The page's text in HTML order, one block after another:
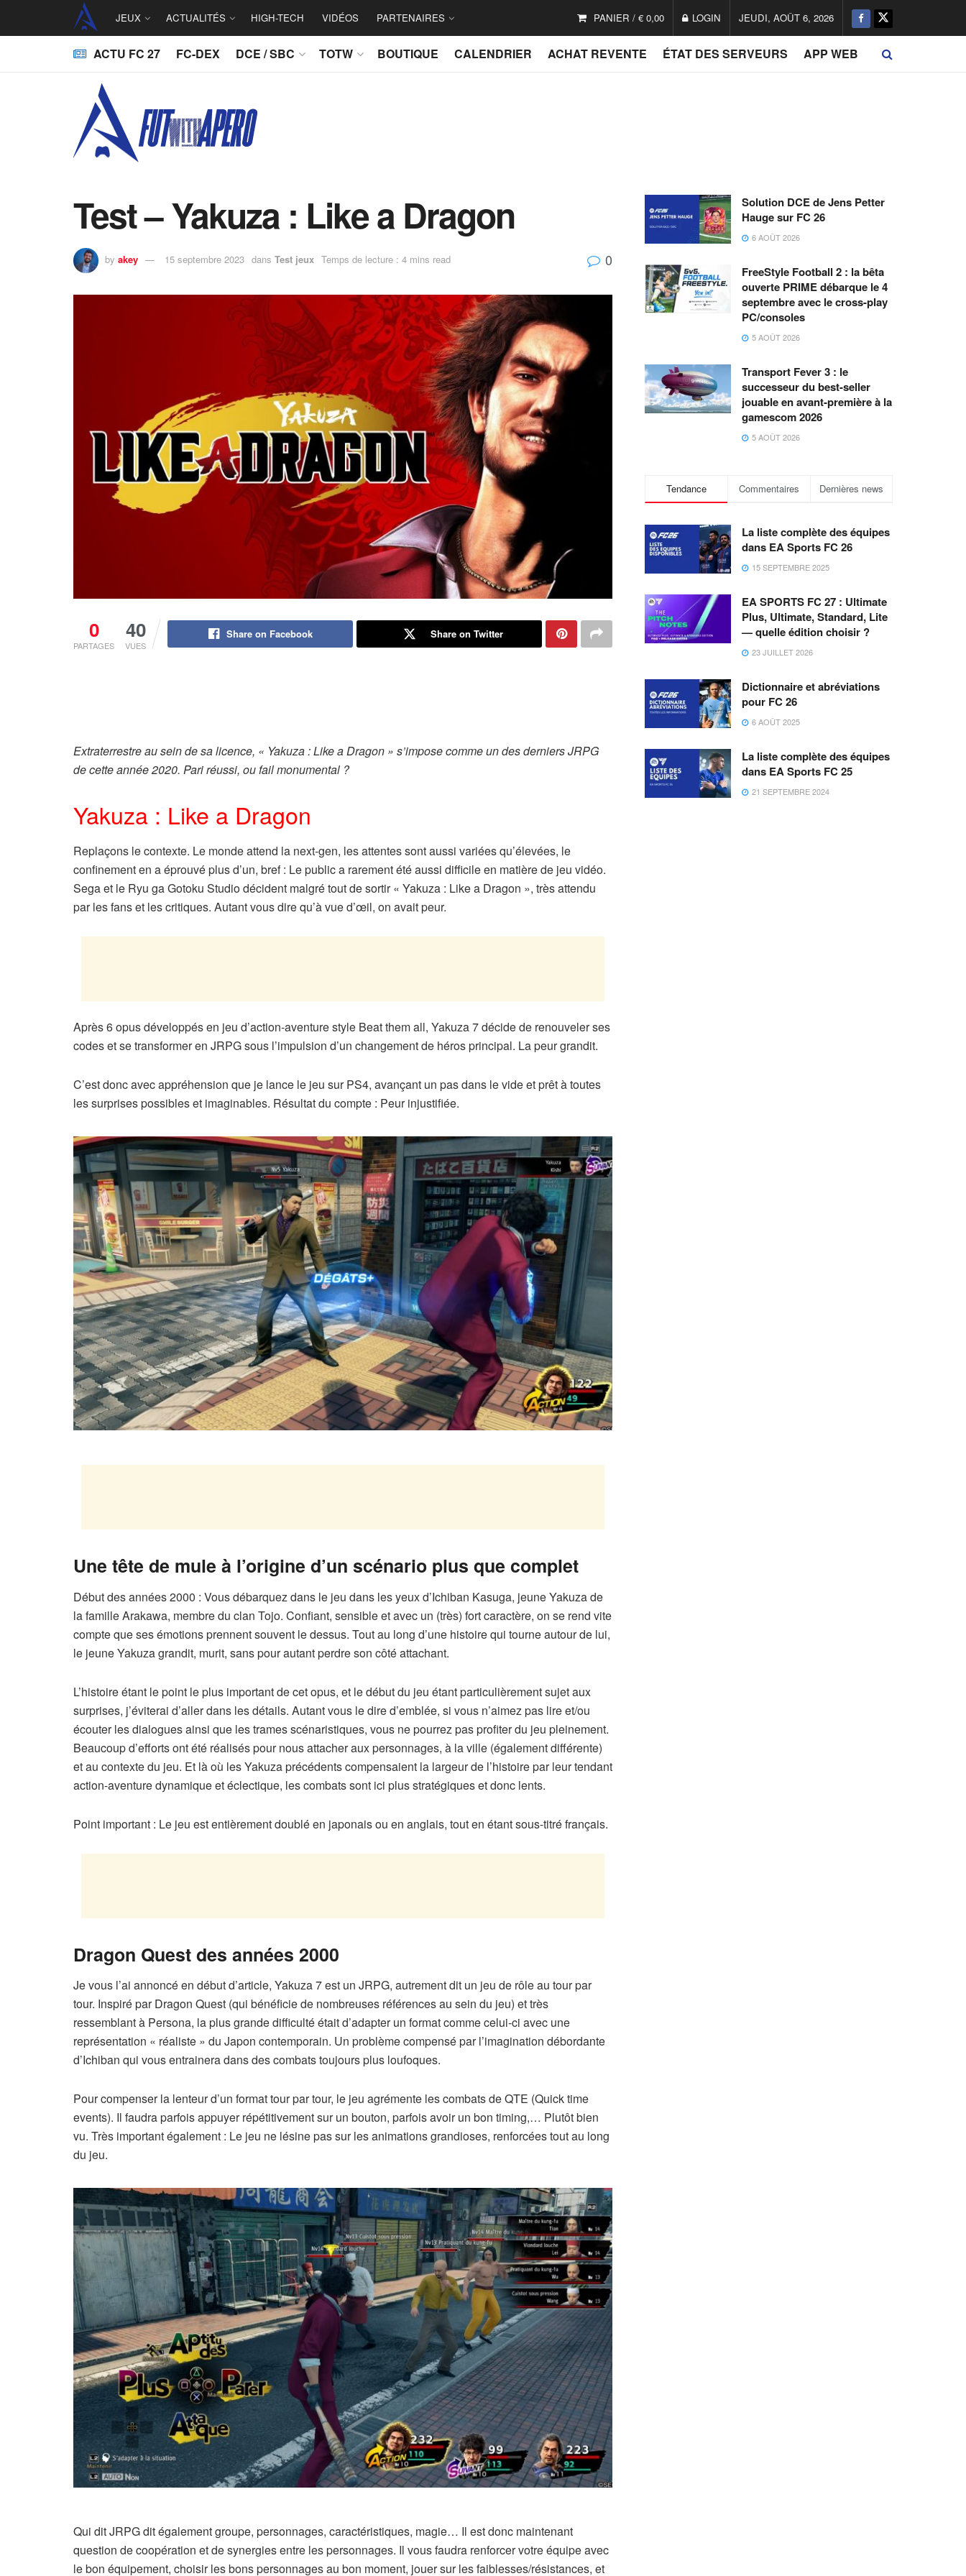
JEUX ACTUALITÉS HIGH-TECH VIDÉOS PARTENAIRES PANIER / € 0,00 LOGIN JEUDI, AOÛT 6, 2026
ACTU FC 27 FC-DEX DCE / SBC TOTW BOUTIQUE CALENDRIER ACHAT REVENTE ÉTAT DES SERVEURS APP WEB
Test – Yakuza : Like a Dragon
by akey 15 septembre 2023 dans Test jeux Temps de lecture : 4 mins read 0
0
PARTAGES
40
VUES
Share on Facebook Share on Twitter
Extraterrestre au sein de sa licence, « Yakuza : Like a Dragon » s’impose comme un des derniers JRPG
de cette année 2020. Pari réussi, ou fail monumental ?
Yakuza : Like a Dragon
Replaçons le contexte. Le monde attend la next-gen, les attentes sont aussi variées qu’élevées, le
confinement en a éprouvé plus d’un, bref : Le public a rarement été aussi difficile en matière de jeu vidéo.
Sega et le Ryu ga Gotoku Studio décident malgré tout de sortir « Yakuza : Like a Dragon », très attendu
par les fans et les critiques. Autant vous dire qu’à vue d’œil, on avait peur.
Après 6 opus développés en jeu d’action-aventure style Beat them all, Yakuza 7 décide de renouveler ses
codes et se transformer en JRPG sous l’impulsion d’un changement de héros principal. La peur grandit.
C’est donc avec appréhension que je lance le jeu sur PS4, avançant un pas dans le vide et prêt à toutes
les surprises possibles et imaginables. Résultat du compte : Peur injustifiée.
Une tête de mule à l’origine d’un scénario plus que complet
Début des années 2000 : Vous débarquez dans le jeu dans les yeux d’Ichiban Kasuga, jeune Yakuza de
la famille Arakawa, membre du clan Tojo. Confiant, sensible et avec un (très) fort caractère, on se rend vite
compte que ses émotions prennent souvent le dessus. Tout au long d’une histoire qui tourne autour de lui,
le jeune Yakuza grandit, murit, sans pour autant perdre son côté attachant.
L’histoire étant le point le plus important de cet opus, et le début du jeu étant particulièrement sujet aux
surprises, j’éviterai d’aller dans les détails. Autant vous le dire d’emblée, si vous n’aimez pas lire et/ou
écouter les dialogues ainsi que les trames scénaristiques, vous ne pourrez pas profiter du jeu pleinement.
Beaucoup d’efforts ont été réalisés pour nous attacher aux personnages, à la ville (également différente)
et au contexte du jeu. Et là où les Yakuza précédents compensaient la largeur de l’histoire par leur tendant
action-aventure dynamique et éclectique, les combats sont ici plus stratégiques et donc lents.
Point important : Le jeu est entièrement doublé en japonais ou en anglais, tout en étant sous-titré français.
Dragon Quest des années 2000
Je vous l’ai annoncé en début d’article, Yakuza 7 est un JRPG, autrement dit un jeu de rôle au tour par
tour. Inspiré par Dragon Quest (qui bénéficie de nombreuses références au sein du jeu) et très
ressemblant à Persona, la plus grande difficulté était d’adapter un format comme celui-ci avec une
représentation « réaliste » du Japon contemporain. Un problème compensé par l’imagination débordante
d’Ichiban qui vous entrainera dans des combats toujours plus loufoques.
Pour compenser la lenteur d’un format tour par tour, le jeu agrémente les combats de QTE (Quick time
events). Il faudra parfois appuyer répétitivement sur un bouton, parfois avoir un bon timing,… Plutôt bien
vu. Très important également : Le jeu ne lésine pas sur les animations grandioses, renforcées tout au long
du jeu.
Qui dit JRPG dit également groupe, personnages, caractéristiques, magie… Il est donc maintenant
question de coopération et de synergies entre les personnages. Il vous faudra renforcer votre équipe avec
le bon équipement, choisir les bons personnages au bon moment, jouer sur les faiblesses/résistances, et
Solution DCE de Jens Petter
Hauge sur FC 26
6 AOÛT 2026
FreeStyle Football 2 : la bêta
ouverte PRIME débarque le 4
septembre avec le cross-play
PC/consoles
5 AOÛT 2026
Transport Fever 3 : le
successeur du best-seller
jouable en avant-première à la
gamescom 2026
5 AOÛT 2026
Tendance Commentaires Dernières news
La liste complète des équipes
dans EA Sports FC 26
15 SEPTEMBRE 2025
EA SPORTS FC 27 : Ultimate
Plus, Ultimate, Standard, Lite
— quelle édition choisir ?
23 JUILLET 2026
Dictionnaire et abréviations
pour FC 26
6 AOÛT 2025
La liste complète des équipes
dans EA Sports FC 25
21 SEPTEMBRE 2024